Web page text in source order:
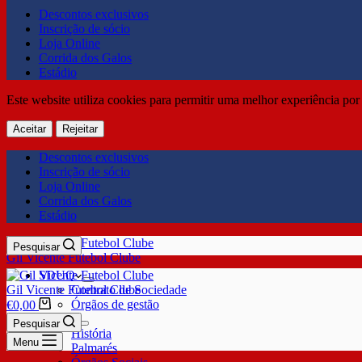
Descontos exclusivos
Inscrição de sócio
Loja Online
Corrida dos Galos
Estádio
Este website utiliza cookies para permitir uma melhor experiência
Aceitar Rejeitar
Descontos exclusivos
Inscrição de sócio
Loja Online
Corrida dos Galos
Estádio
Gil Vicente Futebol Clube
Pesquisar
SDUQ
Contrato de Sociedade
Órgãos de gestão
Clube
História
Palmarés
Gil Vicente Futebol Clube
€0,00
Pesquisar
Menu